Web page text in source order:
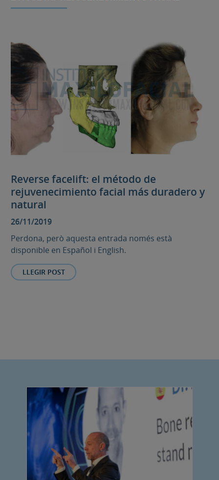
Reverse facelift: el método de
rejuvenecimiento facial más duradero y
natural
26/11/2019
Perdona, però aquesta entrada només està
disponible en Español i English.
LLEGIR POST